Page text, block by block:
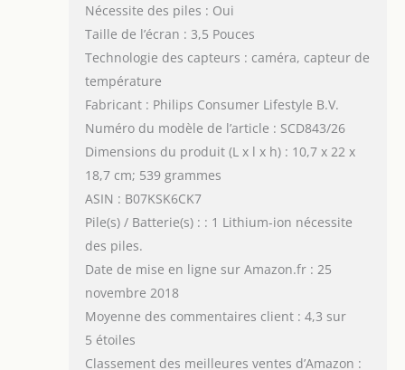
Nécessite des piles : Oui
Taille de l’écran : 3,5 Pouces
Technologie des capteurs : caméra, capteur de
température
Fabricant : Philips Consumer Lifestyle B.V.
Numéro du modèle de l’article : SCD843/26
Dimensions du produit (L x l x h) : 10,7 x 22 x
18,7 cm; 539 grammes
ASIN : B07KSK6CK7
Pile(s) / Batterie(s) : : 1 Lithium-ion nécessite
des piles.
Date de mise en ligne sur Amazon.fr : 25
novembre 2018
Moyenne des commentaires client : 4,3 sur
5 étoiles
Classement des meilleures ventes d’Amazon :